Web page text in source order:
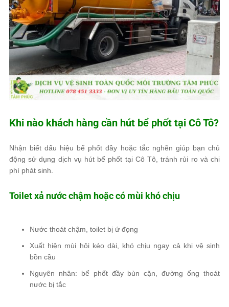
Khi nào khách hàng cần hút bể phốt tại Cô Tô?
Nhận biết dấu hiệu bể phốt đầy hoặc tắc nghẽn giúp bạn chủ
động sử dụng dịch vụ hút bể phốt tại Cô Tô, tránh rủi ro và chi
phí phát sinh.
Toilet xả nước chậm hoặc có mùi khó chịu
Nước thoát chậm, toilet bị ứ đọng
Xuất hiện mùi hôi kéo dài, khó chịu ngay cả khi vệ sinh
bồn cầu
Nguyên nhân: bể phốt đầy bùn cặn, đường ống thoát
nước bị tắc